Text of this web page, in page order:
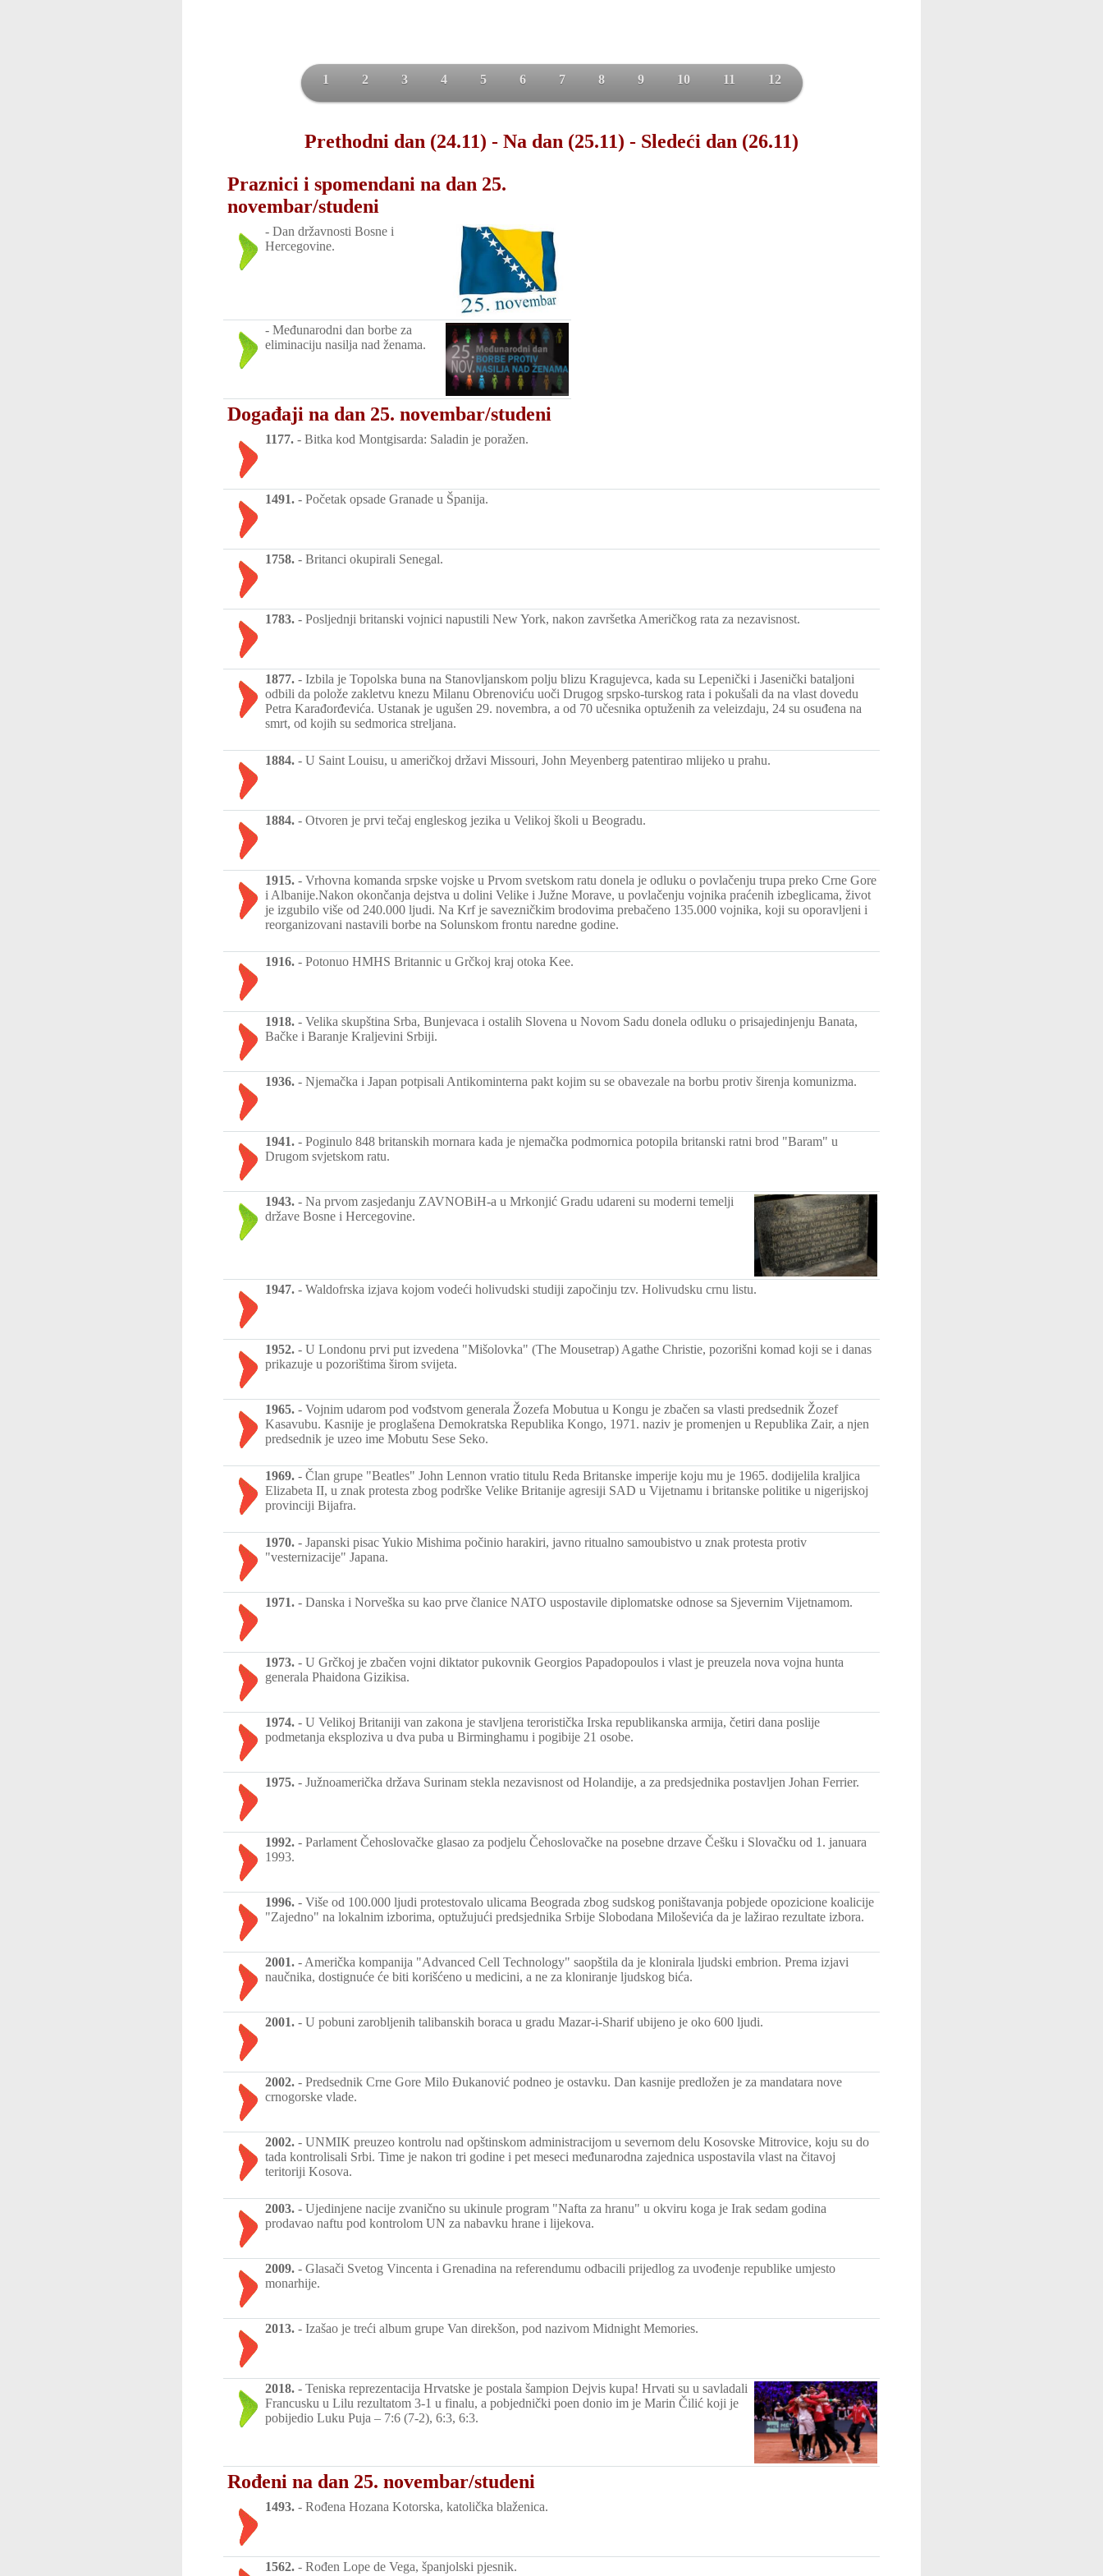
1 2 3 4 5 6 7 8 9 10 11 12
Prethodni dan (24.11) - Na dan (25.11) - Sledeći dan (26.11)
Praznici i spomendani na dan 25.
novembar/studeni
- Dan državnosti Bosne i
Hercegovine.
- Međunarodni dan borbe za
eliminaciju nasilja nad ženama.
Događaji na dan 25. novembar/studeni
1177. - Bitka kod Montgisarda: Saladin je poražen.
1491. - Početak opsade Granade u Španija.
1758. - Britanci okupirali Senegal.
1783. - Posljednji britanski vojnici napustili New York, nakon završetka Američkog rata za nezavisnost.
1877. - Izbila je Topolska buna na Stanovljanskom polju blizu Kragujevca, kada su Lepenički i Jasenički bataljoni
odbili da polože zakletvu knezu Milanu Obrenoviću uoči Drugog srpsko-turskog rata i pokušali da na vlast dovedu
Petra Karađorđevića. Ustanak je ugušen 29. novembra, a od 70 učesnika optuženih za veleizdaju, 24 su osuđena na
smrt, od kojih su sedmorica streljana.
1884. - U Saint Louisu, u američkoj državi Missouri, John Meyenberg patentirao mlijeko u prahu.
1884. - Otvoren je prvi tečaj engleskog jezika u Velikoj školi u Beogradu.
1915. - Vrhovna komanda srpske vojske u Prvom svetskom ratu donela je odluku o povlačenju trupa preko Crne Gore
i Albanije.Nakon okončanja dejstva u dolini Velike i Južne Morave, u povlačenju vojnika praćenih izbeglicama, život
je izgubilo više od 240.000 ljudi. Na Krf je savezničkim brodovima prebačeno 135.000 vojnika, koji su oporavljeni i
reorganizovani nastavili borbe na Solunskom frontu naredne godine.
1916. - Potonuo HMHS Britannic u Grčkoj kraj otoka Kee.
1918. - Velika skupština Srba, Bunjevaca i ostalih Slovena u Novom Sadu donela odluku o prisajedinjenju Banata,
Bačke i Baranje Kraljevini Srbiji.
1936. - Njemačka i Japan potpisali Antikominterna pakt kojim su se obavezale na borbu protiv širenja komunizma.
1941. - Poginulo 848 britanskih mornara kada je njemačka podmornica potopila britanski ratni brod "Baram" u
Drugom svjetskom ratu.
1943. - Na prvom zasjedanju ZAVNOBiH-a u Mrkonjić Gradu udareni su moderni temelji
države Bosne i Hercegovine.
1947. - Waldofrska izjava kojom vodeći holivudski studiji započinju tzv. Holivudsku crnu listu.
1952. - U Londonu prvi put izvedena "Mišolovka" (The Mousetrap) Agathe Christie, pozorišni komad koji se i danas
prikazuje u pozorištima širom svijeta.
1965. - Vojnim udarom pod vođstvom generala Žozefa Mobutua u Kongu je zbačen sa vlasti predsednik Žozef
Kasavubu. Kasnije je proglašena Demokratska Republika Kongo, 1971. naziv je promenjen u Republika Zair, a njen
predsednik je uzeo ime Mobutu Sese Seko.
1969. - Član grupe "Beatles" John Lennon vratio titulu Reda Britanske imperije koju mu je 1965. dodijelila kraljica
Elizabeta II, u znak protesta zbog podrške Velike Britanije agresiji SAD u Vijetnamu i britanske politike u nigerijskoj
provinciji Bijafra.
1970. - Japanski pisac Yukio Mishima počinio harakiri, javno ritualno samoubistvo u znak protesta protiv
"vesternizacije" Japana.
1971. - Danska i Norveška su kao prve članice NATO uspostavile diplomatske odnose sa Sjevernim Vijetnamom.
1973. - U Grčkoj je zbačen vojni diktator pukovnik Georgios Papadopoulos i vlast je preuzela nova vojna hunta
generala Phaidona Gizikisa.
1974. - U Velikoj Britaniji van zakona je stavljena teroristička Irska republikanska armija, četiri dana poslije
podmetanja eksploziva u dva puba u Birminghamu i pogibije 21 osobe.
1975. - Južnoamerička država Surinam stekla nezavisnost od Holandije, a za predsjednika postavljen Johan Ferrier.
1992. - Parlament Čehoslovačke glasao za podjelu Čehoslovačke na posebne drzave Češku i Slovačku od 1. januara
1993.
1996. - Više od 100.000 ljudi protestovalo ulicama Beograda zbog sudskog poništavanja pobjede opozicione koalicije
"Zajedno" na lokalnim izborima, optužujući predsjednika Srbije Slobodana Miloševića da je lažirao rezultate izbora.
2001. - Američka kompanija "Advanced Cell Technology" saopštila da je klonirala ljudski embrion. Prema izjavi
naučnika, dostignuće će biti korišćeno u medicini, a ne za kloniranje ljudskog bića.
2001. - U pobuni zarobljenih talibanskih boraca u gradu Mazar-i-Sharif ubijeno je oko 600 ljudi.
2002. - Predsednik Crne Gore Milo Đukanović podneo je ostavku. Dan kasnije predložen je za mandatara nove
crnogorske vlade.
2002. - UNMIK preuzeo kontrolu nad opštinskom administracijom u severnom delu Kosovske Mitrovice, koju su do
tada kontrolisali Srbi. Time je nakon tri godine i pet meseci međunarodna zajednica uspostavila vlast na čitavoj
teritoriji Kosova.
2003. - Ujedinjene nacije zvanično su ukinule program "Nafta za hranu" u okviru koga je Irak sedam godina
prodavao naftu pod kontrolom UN za nabavku hrane i lijekova.
2009. - Glasači Svetog Vincenta i Grenadina na referendumu odbacili prijedlog za uvođenje republike umjesto
monarhije.
2013. - Izašao je treći album grupe Van direkšon, pod nazivom Midnight Memories.
2018. - Teniska reprezentacija Hrvatske je postala šampion Dejvis kupa! Hrvati su u savladali
Francusku u Lilu rezultatom 3-1 u finalu, a pobjednički poen donio im je Marin Čilić koji je
pobijedio Luku Puja – 7:6 (7-2), 6:3, 6:3.
Rođeni na dan 25. novembar/studeni
1493. - Rođena Hozana Kotorska, katolička blaženica.
1562. - Rođen Lope de Vega, španjolski pjesnik.